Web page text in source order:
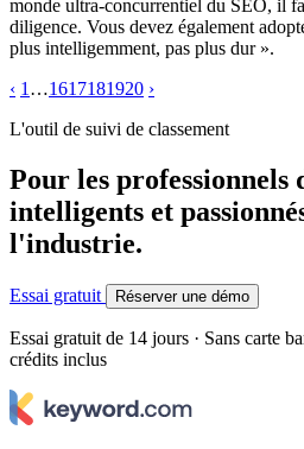
monde ultra-concurrentiel du SEO, il
diligence. Vous devez également
plus intelligemment, pas plus dur ».
‹ 1 …1617181920 ›
L'outil de suivi de classement
Pour les professionnels
intelligents et
l'industrie.
Essai gratuit Réserver une démo
Essai gratuit de 14 jours · Sans carte
crédits inclus